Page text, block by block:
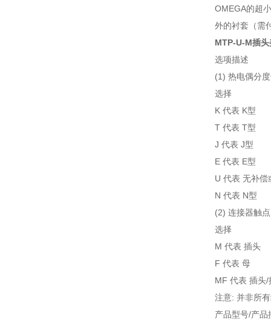
OMEGA的超
外的衬套（需
MTP-U-M插
选项描述
(1) 热电偶分
选择
K 代表 K型
T 代表 T型
J 代表 J型
E 代表 E型
U 代表 无补偿
N 代表 N型
(2) 连接器触点
选择
M 代表 插头
F 代表 母
MF 代表 插头/
注意: 并非所
产品型号/产品